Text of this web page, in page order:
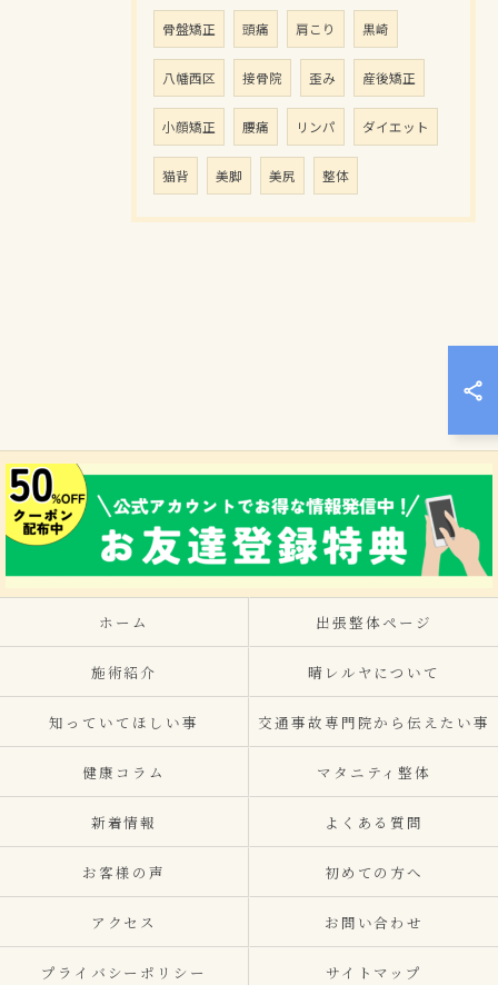
骨盤矯正 頭痛 肩こり 黒崎
八幡西区 接骨院 歪み 産後矯正
小顔矯正 腰痛 リンパ ダイエット
猫背 美脚 美尻 整体
ホーム 出張整体ページ
施術紹介 晴レルヤについて
知っていてほしい事 交通事故専門院から伝えたい事
健康コラム マタニティ整体
新着情報 よくある質問
お客様の声 初めての方へ
アクセス お問い合わせ
プライバシーポリシー サイトマップ